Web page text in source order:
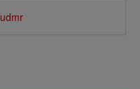
udmr